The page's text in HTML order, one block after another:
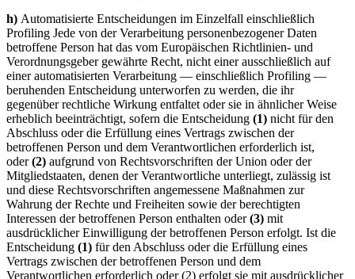
h) Automatisierte Entscheidungen im Einzelfall einschließlich
Profiling Jede von der Verarbeitung personenbezogener Daten
betroffene Person hat das vom Europäischen Richtlinien- und
Verordnungsgeber gewährte Recht, nicht einer ausschließlich auf
einer automatisierten Verarbeitung — einschließlich Profiling —
beruhenden Entscheidung unterworfen zu werden, die ihr
gegenüber rechtliche Wirkung entfaltet oder sie in ähnlicher Weise
erheblich beeinträchtigt, sofern die Entscheidung (1) nicht für den
Abschluss oder die Erfüllung eines Vertrags zwischen der
betroffenen Person und dem Verantwortlichen erforderlich ist,
oder(2) aufgrund von Rechtsvorschriften der Union oder der
Mitgliedstaaten, denen der Verantwortliche unterliegt, zulässig ist
und diese Rechtsvorschriften angemessene Maßnahmen zur
Wahrung der Rechte und Freiheiten sowie der berechtigten
Interessen der betroffenen Person enthalten oder(3) mit
ausdrücklicher Einwilligung der betroffenen Person erfolgt. Ist die
Entscheidung (1) für den Abschluss oder die Erfüllung eines
Vertrags zwischen der betroffenen Person und dem
Verantwortlichen erforderlich oder (2) erfolgt sie mit ausdrücklicher